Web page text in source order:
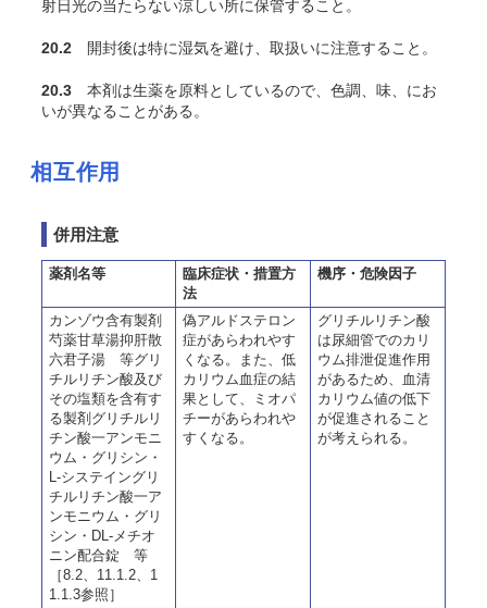
射日光の当たらない涼しい所に保管すること。
20.2 開封後は特に湿気を避け、取扱いに注意すること。
20.3 本剤は生薬を原料としているので、色調、味、にお
いが異なることがある。
相互作用
併用注意
薬剤名等
臨床症状・措置方
法
機序・危険因子
カンゾウ含有製剤
芍薬甘草湯抑肝散
六君子湯 等グリ
チルリチン酸及び
その塩類を含有す
る製剤グリチルリ
チン酸一アンモニ
ウム・グリシン・
L-システイングリ
チルリチン酸一ア
ンモニウム・グリ
シン・DL-メチオ
ニン配合錠 等
［8.2、11.1.2、1
1.1.3参照］
偽アルドステロン
症があらわれやす
くなる。また、低
カリウム血症の結
果として、ミオパ
チーがあらわれや
すくなる。
グリチルリチン酸
は尿細管でのカリ
ウム排泄促進作用
があるため、血清
カリウム値の低下
が促進されること
が考えられる。